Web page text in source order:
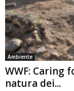
Ambiente
WWF: Caring
natura dei...